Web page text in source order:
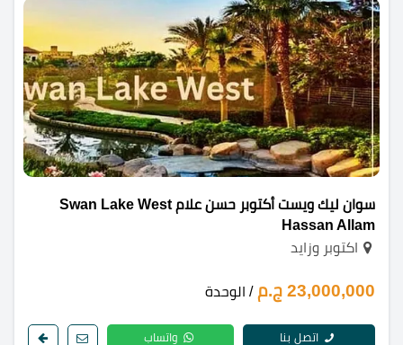
سوان ليك ويست أكتوبر حسن علام Swan Lake West
Hassan Allam
اكتوبر وزايد
23,000,000 ج.م / الوحدة
اتصل بنا واتساب